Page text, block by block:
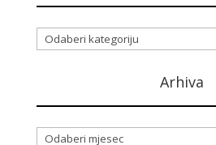
Kategorije
Arhiva
Arhiva